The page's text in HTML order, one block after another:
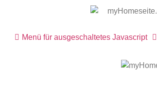
Menü für ausgeschaltetes Javascript